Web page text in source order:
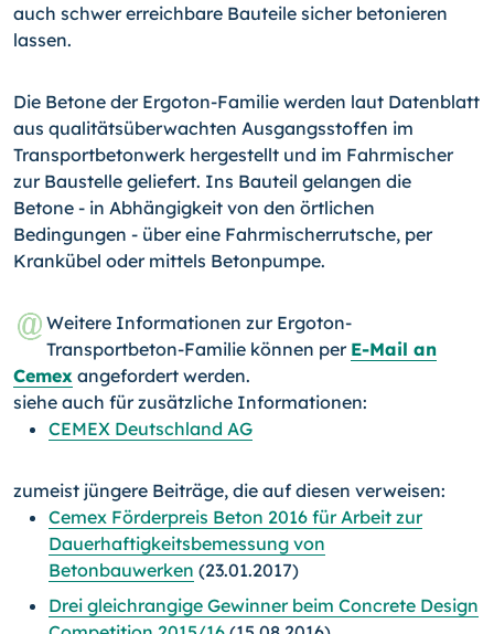
auch schwer erreichbare Bauteile sicher betonieren
lassen.
Die Betone der Ergoton-Familie werden laut Datenblatt
aus qualitätsüberwachten Ausgangsstoffen im
Transportbeton­werk hergestellt und im Fahrmischer
zur Baustelle geliefert. Ins Bauteil gelangen die
Betone - in Abhängigkeit von den örtlichen
Bedingungen - über eine Fahrmischerrutsche, per
Krankübel oder mittels Betonpumpe.
Weitere Informationen zur Ergoton-
Transportbeton-Fami­lie können per E-Mail an
Cemex angefordert werden.
siehe auch für zusätzliche Informationen:
CEMEX Deutschland AG
zumeist jüngere Beiträge, die auf diesen verweisen:
Cemex Förderpreis Beton 2016 für Arbeit zur
Dauerhaftigkeitsbemessung von
Betonbauwerken (23.01.2017)
Drei gleichrangige Gewinner beim Concrete Design